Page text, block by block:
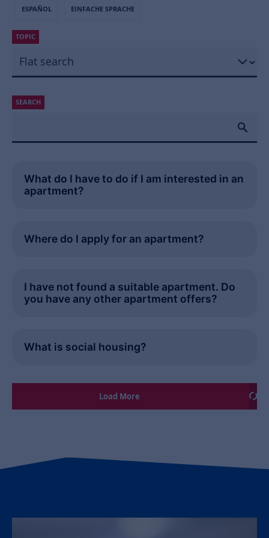
ESPAÑOL EINFACHE SPRACHE
TOPIC
SEARCH
What do I have to do if I am interested in an
apartment?
Where do I apply for an apartment?
I have not found a suitable apartment. Do
you have any other apartment offers?
What is social housing?
Load More